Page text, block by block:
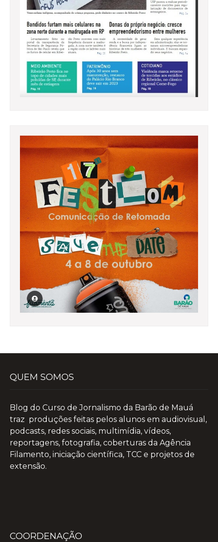
QUEM SOMOS
Blog do Curso de Jornalismo da Barão de Mauá
traz produções feitas pelos alunos em audiovisual,
podcasts, redes sociais, multimídia, vídeos,
reportagens, fotografia, coberturas da Agência
Filamento, iniciação científica, TCC e projetos de
extensão.
COORDENAÇÃO